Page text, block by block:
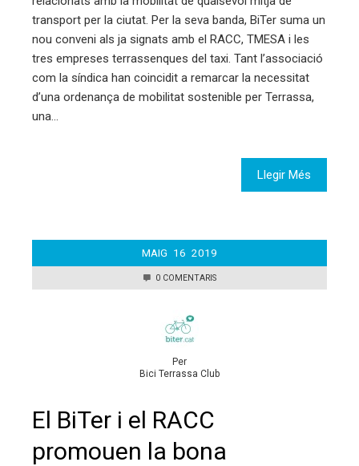
transport per la ciutat. Per la seva banda, BiTer suma un
nou conveni als ja signats amb el RACC, TMESA i les
tres empreses terrassenques del taxi. Tant l’associació
com la síndica han coincidit a remarcar la necessitat
d’una ordenança de mobilitat sostenible per Terrassa,
una…
Llegir Més
MAIG 16 2019
0 COMENTARIS
Per
Bici Terrassa Club
El BiTer i el RACC
promouen la bona